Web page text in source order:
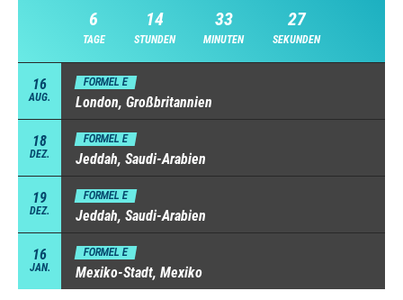
6
TAGE
14
STUNDEN
33
MINUTEN
26
SEKUNDEN
16
AUG.
FORMEL E
London, Großbritannien
18
DEZ.
FORMEL E
Jeddah, Saudi-Arabien
19
DEZ.
FORMEL E
Jeddah, Saudi-Arabien
16
JAN.
FORMEL E
Mexiko-Stadt, Mexiko